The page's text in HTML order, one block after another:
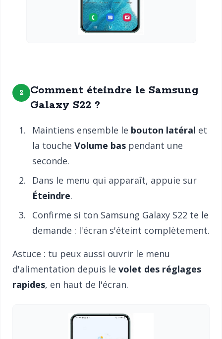
2
Comment éteindre le Samsung
Galaxy S22 ?
Maintiens ensemble le bouton latéral et
la touche Volume bas pendant une
seconde.
Dans le menu qui apparaît, appuie sur
Éteindre.
Confirme si ton Samsung Galaxy S22 te le
demande : l'écran s'éteint complètement.
Astuce : tu peux aussi ouvrir le menu
d'alimentation depuis le volet des réglages
rapides, en haut de l'écran.